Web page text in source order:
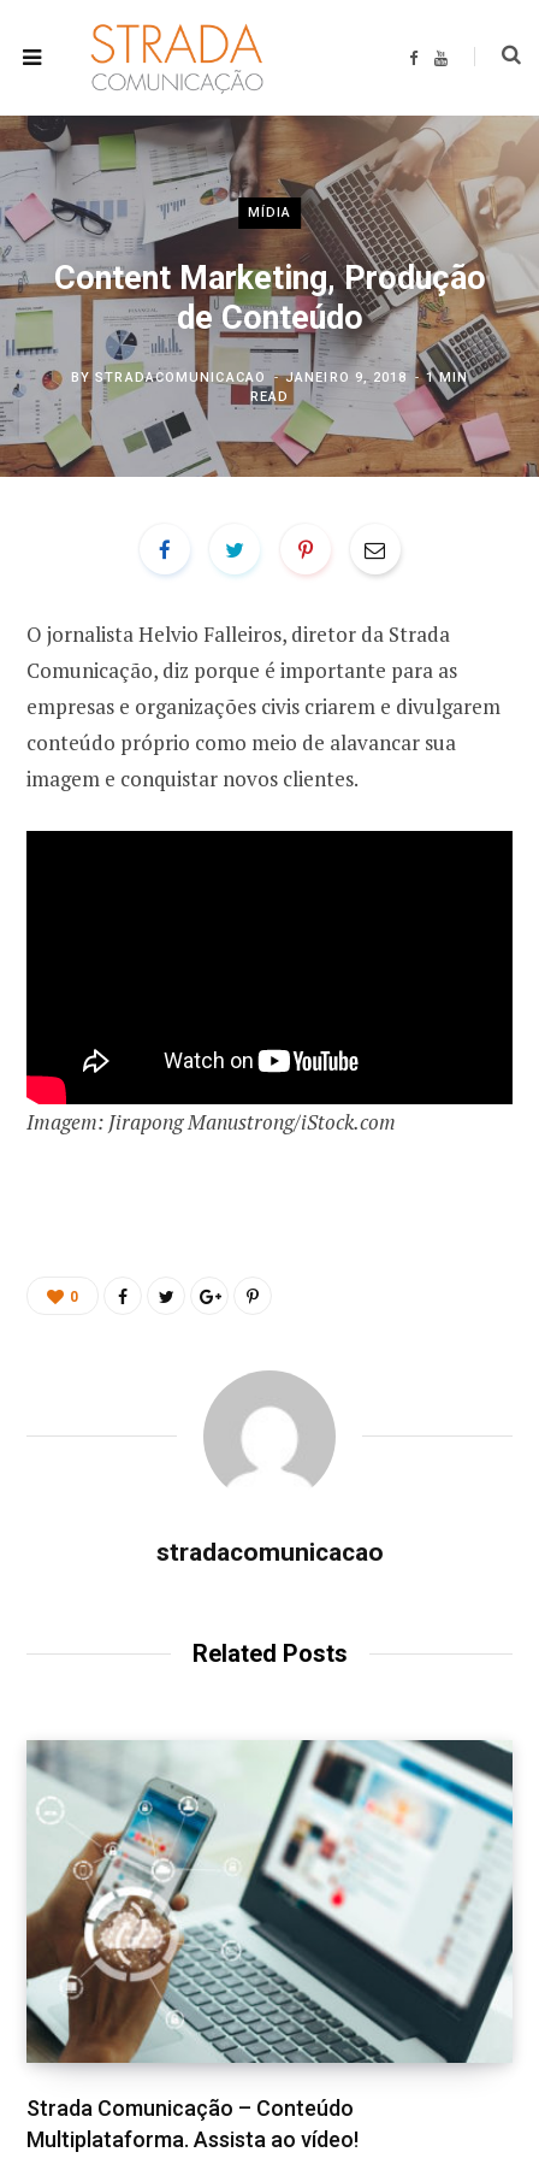
F
b
o
o
Y
u
e
MÍDIA
Content Marketing, Produção
de Conteúdo
BYSTRADACOMUNICACAO JANEIRO 9, 2018
1 MIN
READ
O jornalista Helvio Falleiros, diretor da Strada
Comunicação, diz porque é importante para as
empresas e organizações civis criarem e divulgarem
conteúdo próprio como meio de alavancar sua
imagem e conquistar novos clientes.
Imagem: Jirapong Manustrong/iStock.com
0
stradacomunicacao
Related Posts
Strada Comunicação – Conteúdo
Multiplataforma. Assista ao vídeo!